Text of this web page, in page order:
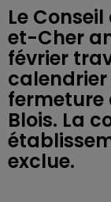
Le
et-Cher
février
fermeture
Blois. La
exclue.